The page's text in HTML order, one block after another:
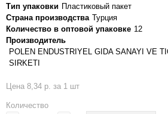
Тип упаковки Пластиковый пакет
Страна производства Турция
Количество в оптовой упаковке 12
Производитель
POLEN ENDUSTRIYEL GIDA SANAYI VE
SIRKETI
Цена 8,34 р. за 1 шт
Количество